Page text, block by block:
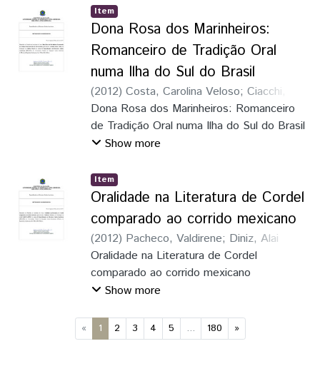
globalização. Os grupos identificados como
de ES são formadas por trabalhadores/as,
criados como grupos coletivos e
autogestionários, chamados de
Empreendimentos de Economia Solidária
(ESs). Surgem de autodeterminação e de
uma luta pela sobrevivência dos excluídos
do sistema capitalista, que tentam se
organizar para realizar atividades produtivas
Item
Dona Rosa dos Marinheiros:
Romanceiro de Tradição Oral
numa Ilha do Sul do Brasil
(2012) Costa, Carolina Veloso; Ciacchi,
Andrea
Dona Rosa dos Marinheiros: Romanceiro
de Tradição Oral numa Ilha do Sul do Brasil
Show more
Item
Oralidade na Literatura de Cordel
comparado ao corrido mexicano
(2012) Pacheco, Valdirene; Diniz, Alai
Garcia
Oralidade na Literatura de Cordel
comparado ao corrido mexicano
Show more
« 1(current)
2 3 4 5 ... 180 »